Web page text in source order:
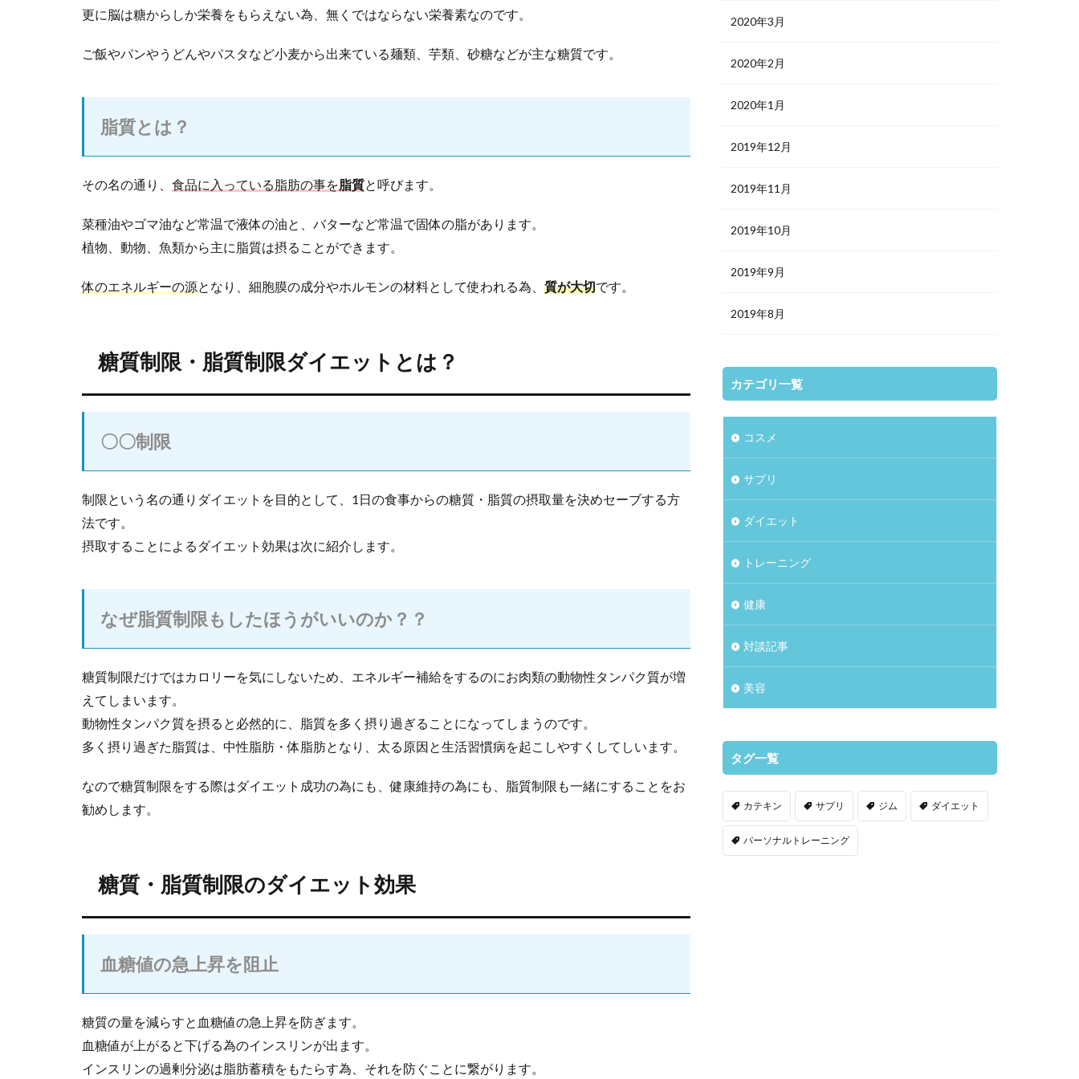
更に脳は糖からしか栄養をもらえない為、無くではならない栄養素なのです。
ご飯やパンやうどんやパスタなど小麦から出来ている麺類、芋類、砂糖などが主な糖質です。
脂質とは？
その名の通り、 食品に入っている脂肪の事を脂質と呼びます。
菜種油やゴマ油など常温で液体の油と、バターなど常温で固体の脂があります。
植物、動物、魚類から主に脂質は摂ることができます。
体のエネルギーの源となり、細胞膜の成分やホルモンの材料として使われる為、 質が大切です。
糖質制限・脂質制限ダイエットとは？
〇〇制限
制限という名の通りダイエットを目的として、1日の食事からの糖質・脂質の摂取量を決めセーブする方
法です。
摂取することによるダイエット効果は次に紹介します。
なぜ脂質制限もしたほうがいいのか？？
糖質制限だけではカロリーを気にしないため、エネルギー補給をするのにお肉類の動物性タンパク質が増
えてしまいます。
動物性タンパク質を摂ると必然的に、脂質を多く摂り過ぎることになってしまうのです。
多く摂り過ぎた脂質は、中性脂肪・体脂肪となり、太る原因と生活習慣病を起こしやすくしてしいます。
なので糖質制限をする際はダイエット成功の為にも、健康維持の為にも、脂質制限も一緒にすることをお
勧めします。
糖質・脂質制限のダイエット効果
血糖値の急上昇を阻止
糖質の量を減らすと血糖値の急上昇を防ぎます。
血糖値が上がると下げる為のインスリンが出ます。
インスリンの過剰分泌は脂肪蓄積をもたらす為、それを防ぐことに繋がります。
2020年3月
2020年2月
2020年1月
2019年12月
2019年11月
2019年10月
2019年9月
2019年8月
カテゴリ一覧
コスメ
サプリ
ダイエット
トレーニング
健康
対談記事
美容
タグ一覧
カテキン サプリ ジム ダイエット
パーソナルトレーニング